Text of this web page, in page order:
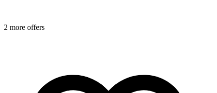
2 more offers